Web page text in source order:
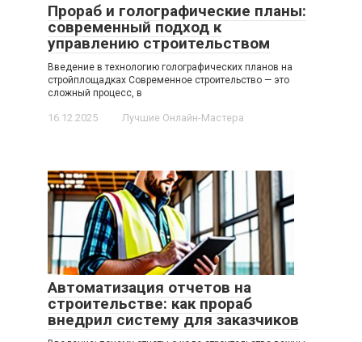
Прораб и голографические планы:
современный подход к
управлению строительством
Введение в технологию голографических планов на
стройплощадках Современное строительство — это
сложный процесс, в
16.12.2025 Лучшие Онлайн-Мастера
Автоматизация отчетов на
строительстве: как прораб
внедрил систему для заказчиков